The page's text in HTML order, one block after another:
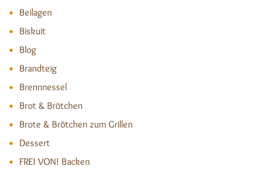
Beilagen
Biskuit
Blog
Brandteig
Brennnessel
Brot & Brötchen
Brote & Brötchen zum Grillen
Dessert
FREI VON! Backen